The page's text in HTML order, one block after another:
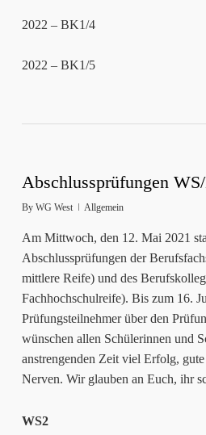
2022 – BK1/4
2022 – BK1/5
Abschlussprüfungen
By WG West Allgemein
Am Mittwoch, den 12. Mai 2021
Abschlussprüfungen der
mittlere Reife) und des
Fachhochschulreife). Bis zum 16.
Prüfungsteilnehmer über den
wünschen allen Schülerinnen und
anstrengenden Zeit viel Erfolg,
Nerven. Wir glauben an Euch, ihr
WS2